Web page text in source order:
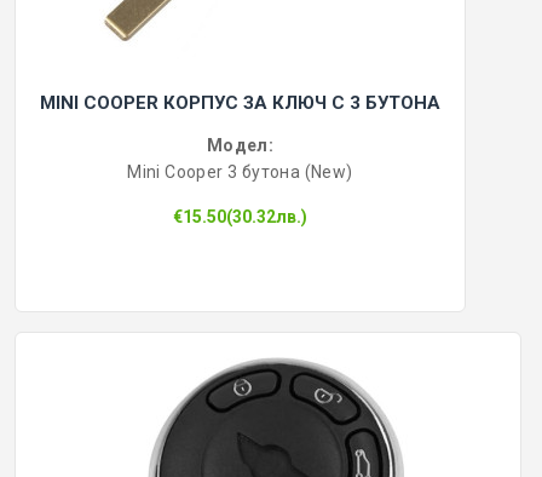
MINI COOPER КОРПУС ЗА КЛЮЧ С 3 БУТОНА
Модел:
Mini Cooper 3 бутона (New)
€15.50(30.32лв.)